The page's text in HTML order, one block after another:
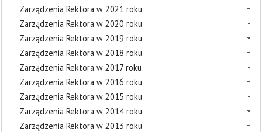
Zarządzenia Rektora w 2021 roku
Zarządzenia Rektora w 2020 roku
Zarządzenia Rektora w 2019 roku
Zarządzenia Rektora w 2018 roku
Zarządzenia Rektora w 2017 roku
Zarządzenia Rektora w 2016 roku
Zarządzenia Rektora w 2015 roku
Zarządzenia Rektora w 2014 roku
Zarządzenia Rektora w 2013 roku